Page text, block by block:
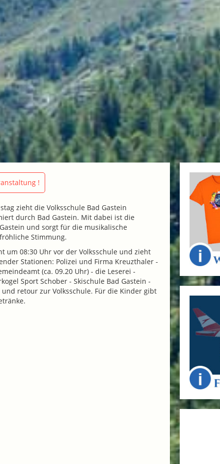
!
zieht die Volksschule Bad Gastein
durch Bad Gastein. Mit dabei ist die
und sorgt für die musikalische
Stimmung.
um 08:30 Uhr vor der Volksschule und zieht
Stationen: Polizei und Firma Kreuzthaler -
(ca. 09.20 Uhr) - die Leserei -
Sport Schober - Skischule Bad Gastein -
und retour zur Volksschule. Für die Kinder gibt